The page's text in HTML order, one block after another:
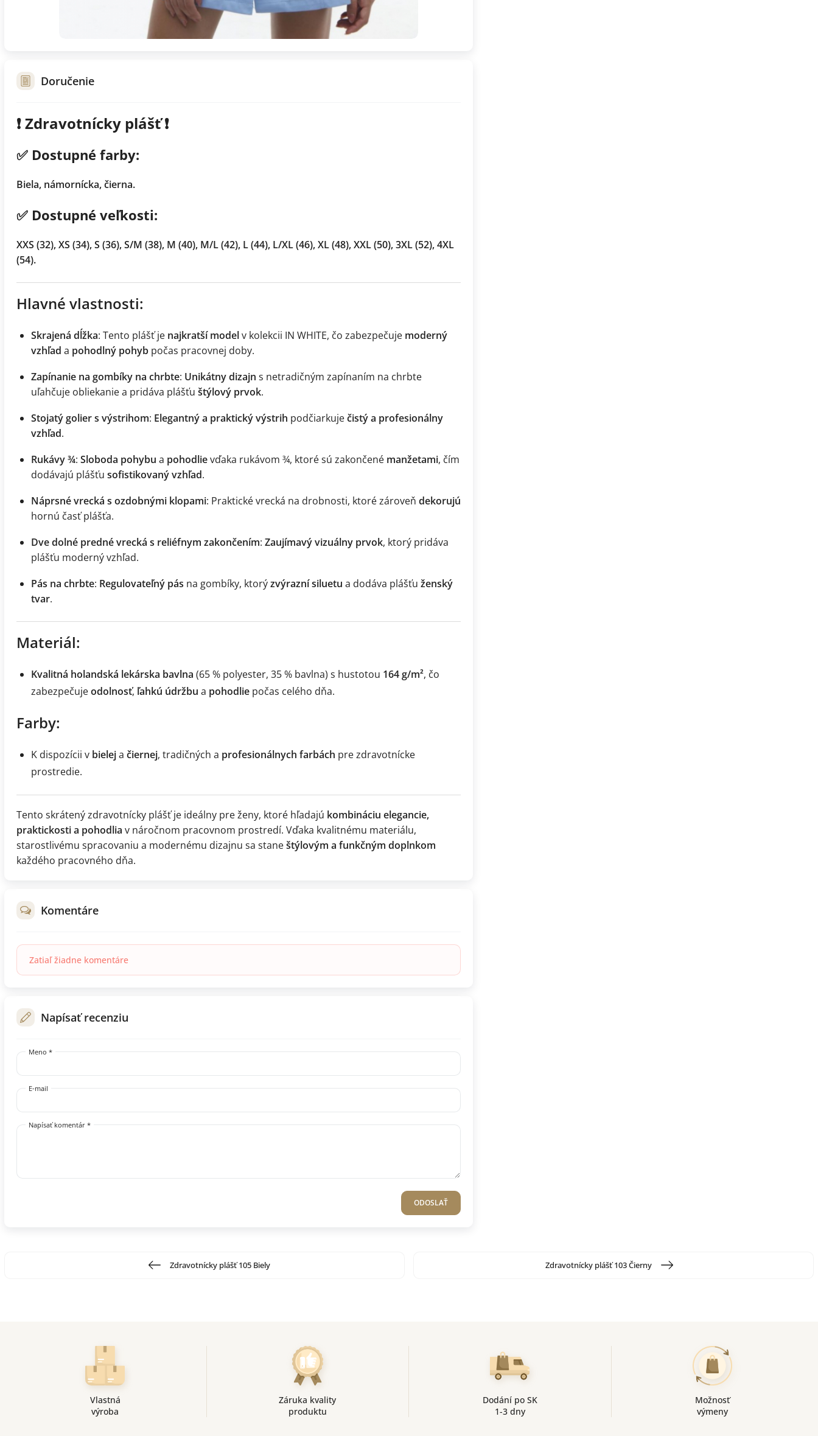
Doručenie
❗️ Zdravotnícky plášť ❗️
✅ Dostupné farby:
Biela, námornícka, čierna.
✅ Dostupné veľkosti:
XXS (32), XS (34), S (36), S/M (38), M (40), M/L (42), L (44), L/XL (46), XL (48), XXL (50), 3XL (52), 4XL
(54).
Hlavné vlastnosti:
Skrajená dĺžka: Tento plášť je najkratší modelv kolekcii IN WHITE, čo zabezpečuje moderný
vzhľad a pohodlný pohyb počas pracovnej doby.
Zapínanie na gombíky na chrbte: Unikátny dizajn s netradičným zapínaním na chrbte
uľahčuje obliekanie a pridáva plášťu štýlový prvok.
Stojatý golier s výstrihom: Elegantný a praktický výstrih podčiarkuječistý a profesionálny
vzhľad.
Rukávy ¾: Sloboda pohybu a pohodlievďaka rukávom ¾, ktoré sú zakončené manžetami, čím
dodávajú plášťu sofistikovaný vzhľad.
Náprsné vrecká s ozdobnými klopami: Praktické vrecká na drobnosti, ktoré zároveň dekorujú
hornú časť plášťa.
Dve dolné predné vrecká s reliéfnym zakončením: Zaujímavý vizuálny prvok, ktorý pridáva
plášťu moderný vzhľad.
Pás na chrbte: Regulovateľný pás na gombíky, ktorýzvýrazní siluetu a dodáva plášťu ženský
tvar.
Materiál:
Kvalitná holandská lekárska bavlna (65 % polyester, 35 % bavlna) s hustotou 164 g/m², čo
zabezpečujeodolnosť, ľahkú údržbu a pohodlie počas celého dňa.
Farby:
K dispozícii v bieleja čiernej, tradičných a profesionálnych farbách pre zdravotnícke
prostredie.
Tento skrátený zdravotnícky plášť je ideálny pre ženy, ktoré hľadajú kombináciu elegancie,
praktickosti a pohodlia v náročnom pracovnom prostredí. Vďaka kvalitnému materiálu,
starostlivému spracovaniu a modernému dizajnu sa staneštýlovým a funkčným doplnkom
každého pracovného dňa.
Komentáre
Zatiaľ žiadne komentáre
Napísať recenziu
Meno *
E-mail
Napísať komentár *
ODOSLAŤ
Zdravotnícky plášť 105 Biely Zdravotnícky plášť 103 Čierny
Vlastná
výroba
Záruka kvality
produktu
Dodání po SK
1-3 dny
Možnosť
výmeny